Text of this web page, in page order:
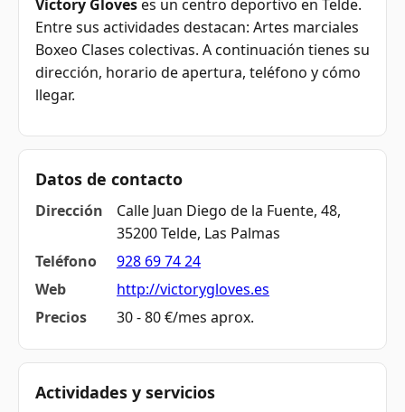
Victory Gloveses un centro deportivo en Telde.
Entre sus actividades destacan: Artes marciales
Boxeo Clases colectivas. A continuación tienes su
dirección, horario de apertura, teléfono y cómo
llegar.
Datos de contacto
Dirección
Calle Juan Diego de la Fuente, 48,
35200 Telde, Las Palmas
Teléfono
928 69 74 24
Web
http://victorygloves.es
Precios
30 - 80 €/mes aprox.
Actividades y servicios